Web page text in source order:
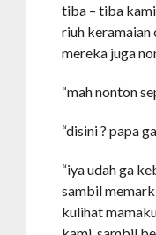
tiba – tiba
riuh keramaian
mereka juga
“mah nonton
“disini ? papa
“iya udah ga
sambil
kulihat